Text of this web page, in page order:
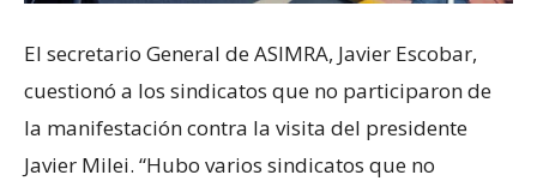
El secretario General de ASIMRA, Javier Escobar,
cuestionó a los sindicatos que no participaron de
la manifestación contra la visita del presidente
Javier Milei. “Hubo varios sindicatos que no